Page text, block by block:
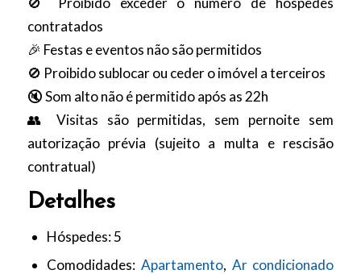
contratados
🎉 Festas e eventos não são permitidos
🚫 Proibido sublocar ou ceder o imóvel a terceiros
🔇 Som alto não é permitido após as 22h
👥 Visitas são permitidas, sem pernoite sem
autorização prévia (sujeito a multa e rescisão
contratual)
Detalhes
Hóspedes:5
Comodidades: Apartamento, Ar condicionado